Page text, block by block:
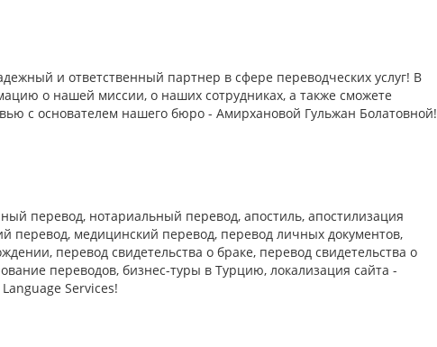
и ответственный партнер в сфере переводческих услуг! В
о нашей миссии, о наших сотрудниках, а также сможете
с основателем нашего бюро - Амирхановой Гульжан Болатовной!
перевод, нотариальный перевод, апостиль, апостилизация
перевод, медицинский перевод, перевод личных документов,
перевод свидетельства о браке, перевод свидетельства о
переводов, бизнес-туры в Турцию, локализация сайта -
Services!